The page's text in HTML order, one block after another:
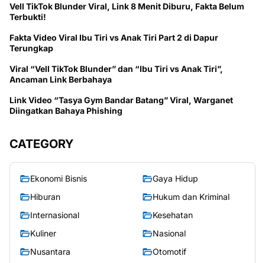
Vell TikTok Blunder Viral, Link 8 Menit Diburu, Fakta Belum
Terbukti!
Fakta Video Viral Ibu Tiri vs Anak Tiri Part 2 di Dapur
Terungkap
Viral “Vell TikTok Blunder” dan “Ibu Tiri vs Anak Tiri”,
Ancaman Link Berbahaya
Link Video “Tasya Gym Bandar Batang” Viral, Warganet
Diingatkan Bahaya Phishing
CATEGORY
Ekonomi Bisnis
Gaya Hidup
Hiburan
Hukum dan Kriminal
Internasional
Kesehatan
Kuliner
Nasional
Nusantara
Otomotif